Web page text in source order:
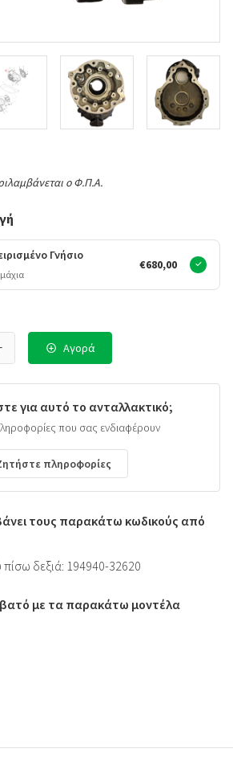
ο Φ.Π.Α.
Γνήσιο
€680,00
Αγορά
για αυτό το ανταλλακτικό;
που σας ενδιαφέρουν
πληροφορίες
τους παρακάτω κωδικούς από
δεξιά: 194940-32620
με τα παρακάτω μοντέλα